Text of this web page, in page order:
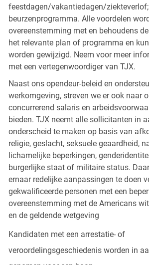
feestdagen/vakantiedagen/ziekteverlof;
beurzenprogramma. Alle voordelen
overeenstemming met en behoudens
het relevante plan of programma en
worden gewijzigd. Neem voor meer
met een vertegenwoordiger van TJX.
Naast ons opendeur-beleid en
werkomgeving, streven we er ook naar
concurrerend salaris en
bieden. TJX neemt alle sollicitanten in
onderscheid te maken op basis van
religie, geslacht, seksuele geaardheid,
lichamelijke beperkingen,
burgerlijke staat of militaire status.
ernaar redelijke aanpassingen te doen
gekwalificeerde personen met een
overeenstemming met de Americans
en de geldende wetgeving
Kandidaten met een arrestatie- of
veroordelingsgeschiedenis worden in